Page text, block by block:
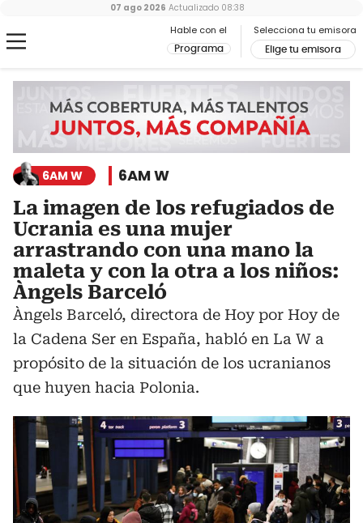
Hable con el
Programa
Selecciona tu emisora
Elige tu emisora
07 ago 2026 Actualizado 08:38
6AM W 6AM W
La imagen de los refugiados de
Ucrania es una mujer
arrastrando con una mano la
maleta y con la otra a los niños:
Àngels Barceló
Àngels Barceló, directora de Hoy por Hoy de
la Cadena Ser en España, habló en La W a
propósito de la situación de los ucranianos
que huyen hacia Polonia.